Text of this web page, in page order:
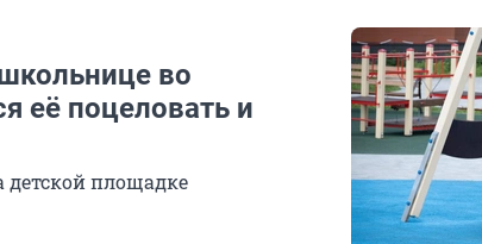
во
её поцеловать и
детской площадке